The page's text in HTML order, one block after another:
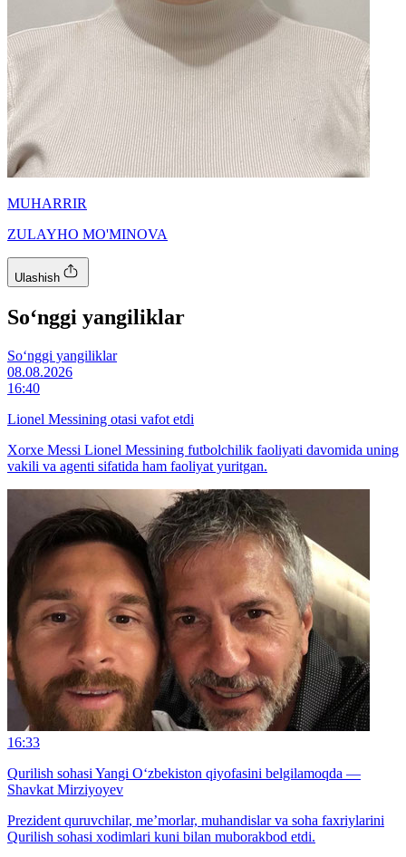
MUHARRIR
ZULAYHO MO'MINOVA
Ulashish
So‘nggi yangiliklar
So‘nggi yangiliklar
08.08.2026
16:40
Lionel Messining otasi vafot etdi
Xorxe Messi Lionel Messining futbolchilik faoliyati davomida uning
vakili va agenti sifatida ham faoliyat yuritgan.
16:33
Qurilish sohasi Yangi O‘zbekiston qiyofasini belgilamoqda —
Shavkat Mirziyoyev
Prezident quruvchilar, me’morlar, muhandislar va soha faxriylarini
Qurilish sohasi xodimlari kuni bilan muborakbod etdi.